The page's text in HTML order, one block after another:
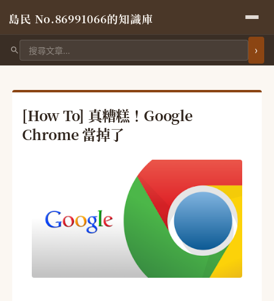
島民 No.86991066的知識庫
搜尋文章
[How To] 真糟糕！Google
Chrome 當掉了